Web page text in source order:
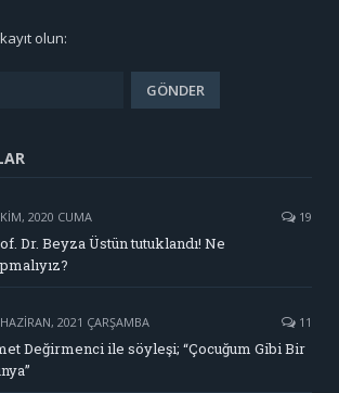
olun:
2020 CUMA 19
Dr. Beyza Üstün tutuklandı! Ne
2021 ÇARŞAMBA 11
Değirmenci ile söyleşi; “Çocuğum Gibi Bir